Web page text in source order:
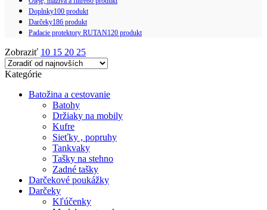
Doplnky100 produkt
Darčeky186 produkt
Padacie protektory RUTAN120 produkt
Zobraziť 10 15 20 25
Kategórie
Batožina a cestovanie
Batohy
Držiaky na mobily
Kufre
Sieťky , popruhy
Tankvaky
Tašky na stehno
Zadné tašky
Darčekové poukážky
Darčeky
Kľúčenky